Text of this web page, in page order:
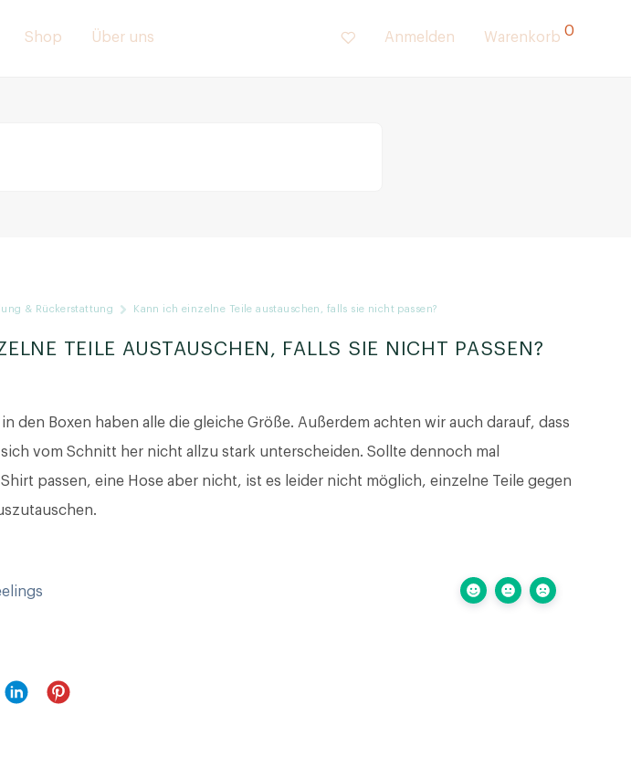
Shop Über uns Anmelden Warenkorb 0
& Rückerstattung Kann ich einzelne Teile austauschen, falls sie nicht passen?
TEILE AUSTAUSCHEN, FALLS SIE NICHT PASSEN?
den Boxen haben alle die gleiche Größe. Außerdem achten wir auch darauf, dass
vom Schnitt her nicht allzu stark unterscheiden. Sollte dennoch mal
passen, eine Hose aber nicht, ist es leider nicht möglich, einzelne Teile gegen